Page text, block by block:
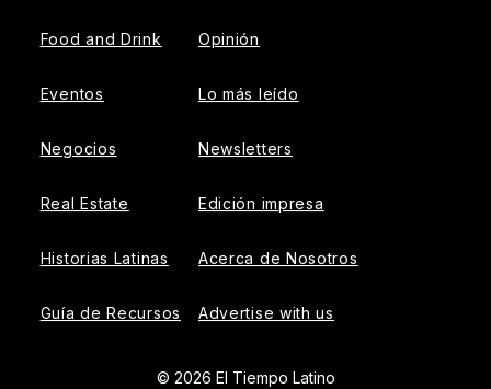
Food and Drink
Eventos
Negocios
Real Estate
Historias Latinas
Guía de Recursos
Opinión
Lo más leído
Newsletters
Edición impresa
Acerca de Nosotros
Advertise with us
© 2026 El Tiempo Latino